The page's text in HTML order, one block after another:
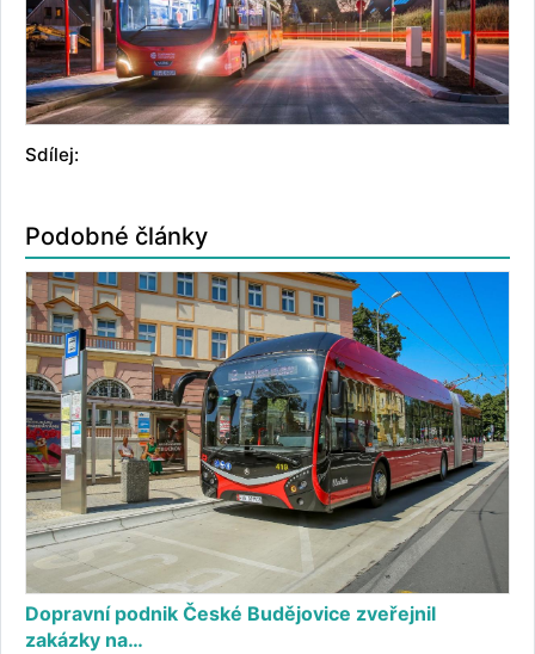
Sdílej:
Podobné články
Dopravní podnik České Budějovice zveřejnil
zakázky na…